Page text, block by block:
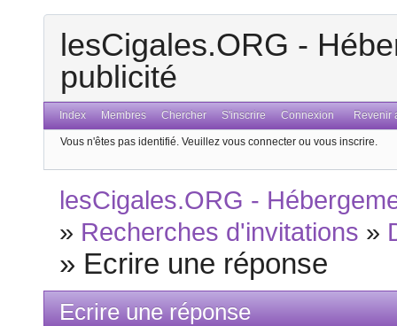
lesCigales.ORG -
publicité
Index Membres Chercher S'inscrire Connexion Revenir
Vous n'êtes pas identifié. Veuillez vous connecter ou vous inscrire.
lesCigales.ORG -
» Recherches d'invitations »
» Ecrire une réponse
Ecrire une réponse